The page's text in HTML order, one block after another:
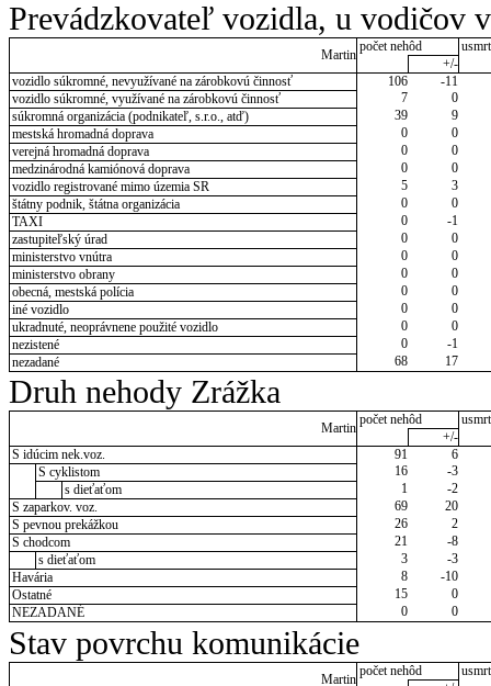
Prevádzkovateľ vozidla, u vodičov
Martin
počet nehôd
+/-
vozidlo súkromné, nevyužívané na zárobkovú činnosť
106
-11
vozidlo súkromné, využívané na zárobkovú činnosť
7
0
súkromná organizácia (podnikateľ, s.r.o., atď)
39
9
mestská hromadná doprava
0
0
verejná hromadná doprava
0
0
medzinárodná kamiónová doprava
0
0
vozidlo registrované mimo územia SR
5
3
štátny podnik, štátna organizácia
0
0
TAXI
0
-1
zastupiteľský úrad
0
0
ministerstvo vnútra
0
0
ministerstvo obrany
0
0
obecná, mestská polícia
0
0
iné vozidlo
0
0
ukradnuté, neoprávnene použité vozidlo
0
0
nezistené
0
-1
nezadané
68 17
Druh nehody Zrážka
Martin
počet nehôd
+/-
S idúcim nek.voz.
91
6
S cyklistom
16
-3
s dieťaťom
1
-2
S zaparkov. voz.
69
20
S pevnou prekážkou
26
2
S chodcom
21
-8
s dieťaťom
3
-3
Havária
8
-10
Ostatné
15
0
NEZADANÉ
0 0
Stav povrchu komunikácie
Martin
počet nehôd